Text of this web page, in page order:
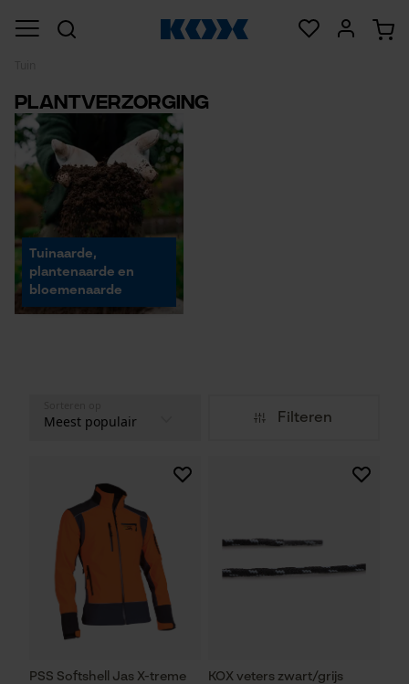
Plantverzorging
Tuinaarde,
plantenaarde en
bloemenaarde
Filteren
PSS Softshell Jas X-treme
KOX veters zwart/grijs